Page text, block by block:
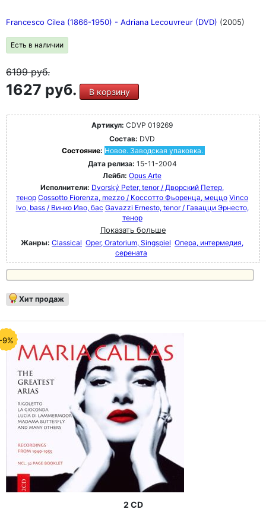
Francesco Cilea (1866-1950) - Adriana Lecouvreur (DVD) (2005)
Есть в наличии
6199руб.
1627 руб. В корзину
Артикул: CDVP 019269
Состав: DVD
Состояние: Новое. Заводская упаковка.
Дата релиза: 15-11-2004
Лейбл: Opus Arte
Исполнители: Dvorský Peter, tenor / Дворский Петер,
тенор Cossotto Fiorenza, mezzo / Коссотто Фьоренца, меццо Vinco
Ivo, bass / Винко Иво, бас Gavazzi Ernesto, tenor / Гавацци Эрнесто,
тенор
Показать больше
Жанры: Classical Oper, Oratorium, Singspiel Опера, интермедия,
серената
Хит продаж
9%
2 CD